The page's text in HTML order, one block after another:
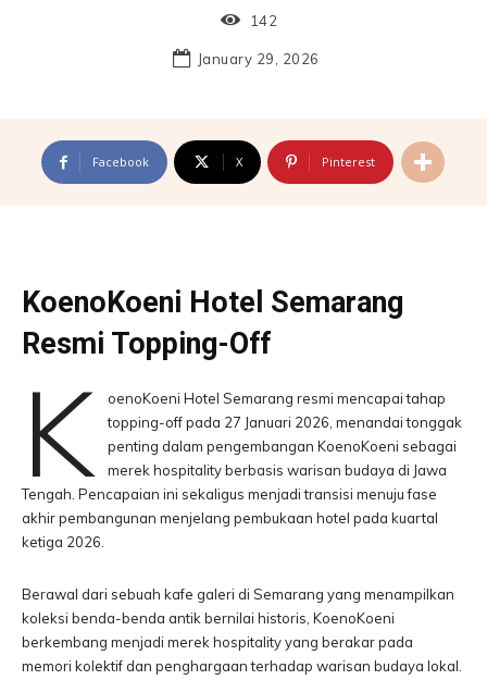
142
January 29, 2026
Facebook X Pinterest
KoenoKoeni Hotel Semarang
Resmi Topping-Off
K
oenoKoeni Hotel Semarang resmi mencapai tahap
topping-off pada 27 Januari 2026, menandai tonggak
penting dalam pengembangan KoenoKoeni sebagai
merek hospitality berbasis warisan budaya di Jawa
Tengah. Pencapaian ini sekaligus menjadi transisi menuju fase
akhir pembangunan menjelang pembukaan hotel pada kuartal
ketiga 2026.
Berawal dari sebuah kafe galeri di Semarang yang menampilkan
koleksi benda-benda antik bernilai historis, KoenoKoeni
berkembang menjadi merek hospitality yang berakar pada
memori kolektif dan penghargaan terhadap warisan budaya lokal.